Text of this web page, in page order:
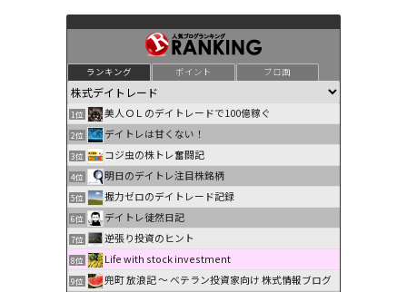
ランキング ポイント ブロ画
1位 美人ＯＬのデイトレードで100億稼ぐ
2位 デイトレは甘くない！
3位 コジ虫の株トレ奮闘記
4位 明日のデイトレ注目株銘柄
5位 握力ゼロのデイトレード記録
6位 デイトレ徒然日記
7位 逆張り投資のヒント
8位 Life with stock investment
9位 兜町 放浪記 〜 ベテラン投資家向け 株式情報ブログ